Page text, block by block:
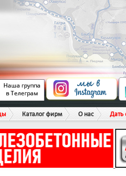
Каталог фирм О нас Дать